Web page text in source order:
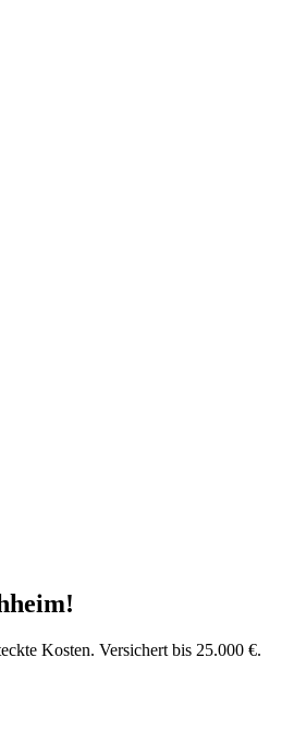
!
Kosten. Versichert bis 25.000 €.